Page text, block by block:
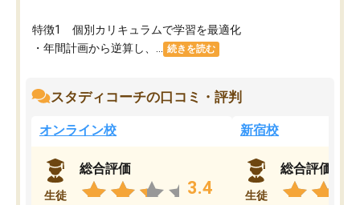
特徴1 個別カリキュラムで学習を最適化
・年間計画から逆算し、...
続きを読む
スタディコーチの口コミ・評判
オンライン校
生徒
総合評価
3.4
新宿校
生徒
総合評価